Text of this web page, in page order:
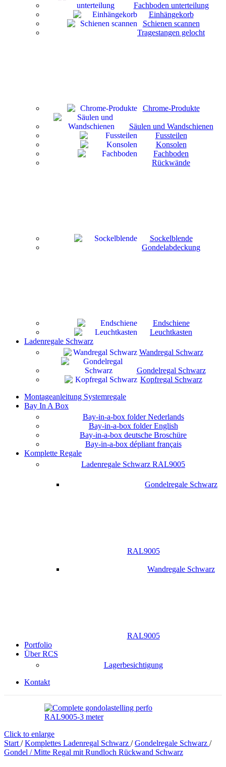
Fachboden unterteilung
Einhängekorb
Schienen scannen
Tragestangen gelocht
Chrome-Produkte
Säulen und Wandschienen
Fussteilen
Konsolen
Fachboden
Rückwände
Sockelblende
Gondelabdeckung
Endschiene
Leuchtkasten
Ladenregale Schwarz
Wandregal Schwarz
Gondelregal Schwarz
Kopfregal Schwarz
Montageanleitung Systemregale
Bay In A Box
Bay-in-a-box folder Nederlands
Bay-in-a-box folder English
Bay-in-a-box deutsche Broschüre
Bay-in-a-box dépliant français
Komplette Regale
Ladenregale Schwarz RAL9005
Gondelregale Schwarz
RAL9005
Wandregale Schwarz
RAL9005
Portfolio
Über RCS
Lagerbesichtigung
Kontakt
Click to enlarge
Start / Komplettes Ladenregal Schwarz / Gondelregale Schwarz /
Gondel / Mitte Regal mit Rundloch Rückwand Schwarz